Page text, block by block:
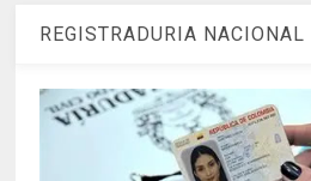
REGISTRADURIA NACIONAL